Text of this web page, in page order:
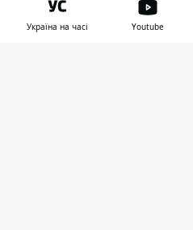
огнем авто:
как эвакуировали
"Новой почты" в
Україна на часі Youtube